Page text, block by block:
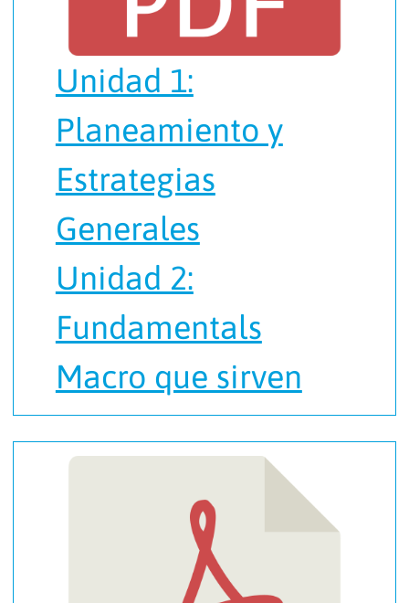
Unidad 1:
Planeamiento y
Estrategias
Generales
Unidad 2:
Fundamentals
Macro que sirven